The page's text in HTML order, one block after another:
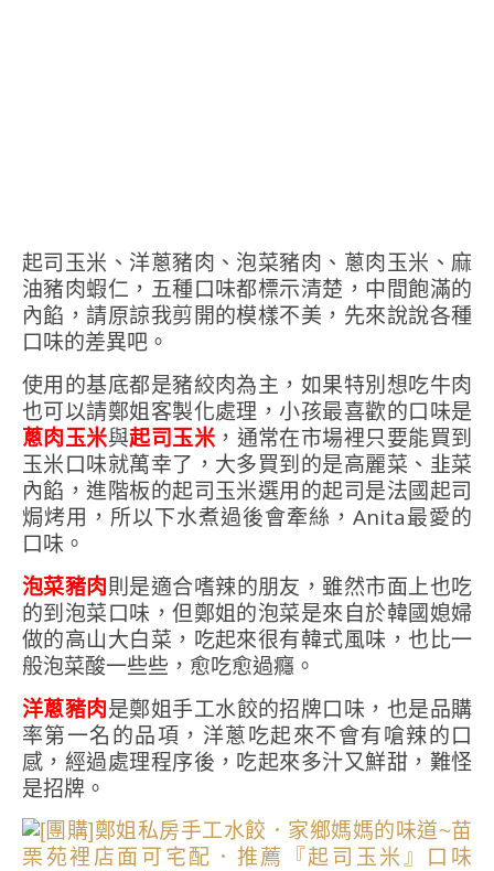
起司玉米、洋蔥豬肉、泡菜豬肉、蔥肉玉米、麻
油豬肉蝦仁，五種口味都標示清楚，中間飽滿的
內餡，請原諒我剪開的模樣不美，先來說說各種
口味的差異吧。
使用的基底都是豬絞肉為主，如果特別想吃牛肉
也可以請鄭姐客製化處理，小孩最喜歡的口味是
蔥肉玉米與起司玉米 ，通常在市場裡只要能買到
玉米口味就萬幸了，大多買到的是高麗菜、韭菜
內餡，進階板的起司玉米選用的起司是法國起司
焗烤用，所以下水煮過後會牽絲，Anita最愛的
口味。
泡菜豬肉則是適合嗜辣的朋友，雖然市面上也吃
的到泡菜口味，但鄭姐的泡菜是來自於韓國媳婦
做的高山大白菜，吃起來很有韓式風味，也比一
般泡菜酸一些些，愈吃愈過癮。
洋蔥豬肉是鄭姐手工水餃的招牌口味，也是品購
率第一名的品項，洋蔥吃起來不會有嗆辣的口
感，經過處理程序後，吃起來多汁又鮮甜，難怪
是招牌。